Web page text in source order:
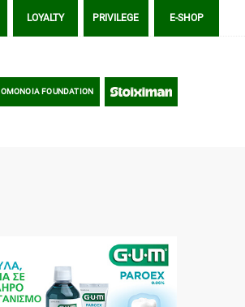
LOYALTY PRIVILEGE E-SHOP
OMONOIA FOUNDATION STOIXIMAN